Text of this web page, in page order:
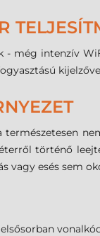
még intenzív
történő
vagy esés sem